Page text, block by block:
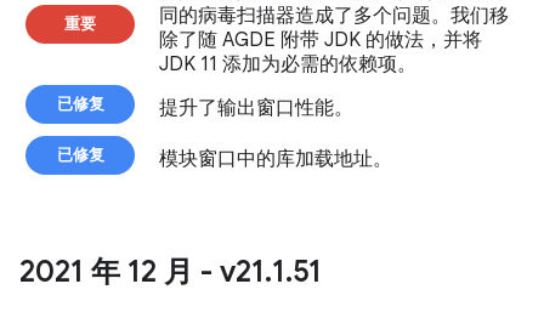
重要
同的病毒扫描器造成了多个问题。我们移
除了随 AGDE 附带 JDK 的做法，并将
JDK 11 添加为必需的依赖项。
已修复 提升了输出窗口性能。
已修复 模块窗口中的库加载地址。
2021 年 12 月 - v21.1.51